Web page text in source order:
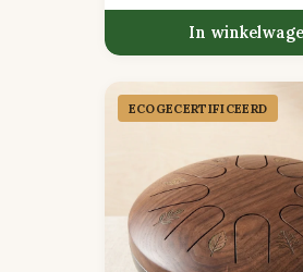
In
ECOGECER­TIFICEERD